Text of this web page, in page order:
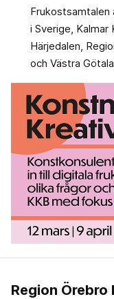
Frukostsamtalen
i Sverige, Kalmar
Härjedalen,
och Västra
Region Örebro